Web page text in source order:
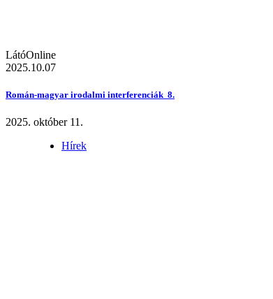
LátóOnline
2025.10.07
Román-magyar irodalmi interferenciák 8.
2025. október 11.
Hírek